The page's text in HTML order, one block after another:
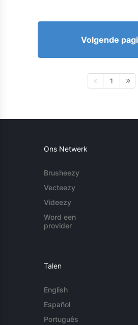
Volgende
1
Ons Netwerk
Brusheezy
Vecteezy
Videezy
Word een
provider
Talen
English
Español
Português